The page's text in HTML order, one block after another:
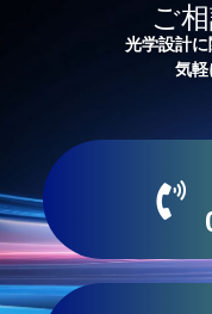
ご
光学設計
気軽